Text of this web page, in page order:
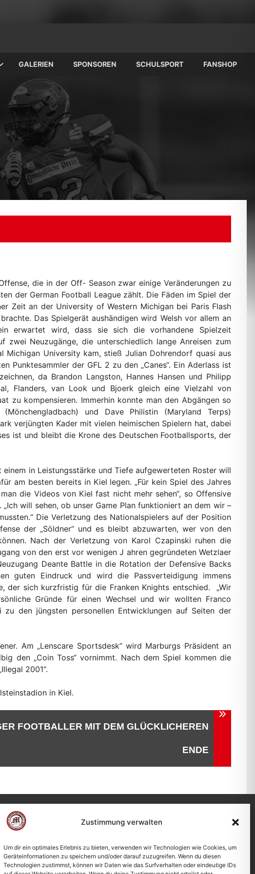
Zustimmung verwalten
Um dir ein optimales Erlebnis zu bieten, verwenden wir Technologien wie Cookies, um
Geräteinformationen zu speichern und/oder darauf zuzugreifen. Wenn du diesen
Technologien zustimmst, können wir Daten wie das Surfverhalten oder eindeutige IDs
GALERIEN SPONSOREN SCHULSPORT FANSHOP
die in der Off- Season zwar einige Veränderungen zu
der German Football League zählt. Die Fäden im Spiel der
Zeit an der University of Western Michigan bei Paris Flash
Das Spielgerät aushändigen wird Welsh vor allem an
erwartet wird, dass sie sich die vorhandene Spielzeit
Neuzugänge, die unterschiedlich lange Anreisen zum
Michigan University kam, stieß Julian Dohrendorf quasi aus
Punktesammler der GFL 2 zu den „Canes“. Ein Aderlass ist
da Brandon Langston, Hannes Hansen und Philipp
Flanders, van Look und Bjoerk gleich eine Vielzahl von
zu kompensieren. Immerhin konnte man den Abgängen so
und Dave Philistin (Maryland Terps)
verjüngten Kader mit vielen heimischen Spielern hat, dabei
ist und bleibt die Krone des Deutschen Footballsports, der
in Leistungsstärke und Tiefe aufgewerteten Roster will
am besten bereits in Kiel legen. „Für kein Spiel des Jahres
die Videos von Kiel fast nicht mehr sehen“, so Offensive
will sehen, ob unser Game Plan funktioniert an dem wir –
Die Verletzung des Nationalspielers auf der Position
der „Söldner“ und es bleibt abzuwarten, wer von den
Nach der Verletzung von Karol Czapinski ruhen die
von den erst vor wenigen J ahren gegründeten Wetzlaer
Deante Battle in die Rotation der Defensive Backs
guten Eindruck und wird die Passverteidigung immens
der sich kurzfristig für die Franken Knights entschied. „Wir
Gründe für einen Wechsel und wir wollten Franco
den jüngsten personellen Entwicklungen auf Seiten der
Am „Lenscare Sportsdesk“ wird Marburgs Präsident an
den „Coin Toss“ vornimmt. Nach dem Spiel kommen die
2001“.
in Kiel.
FOOTBALLER MIT DEM GLÜCKLICHEREN
ENDE
|Datenschutzerklärung|Cookie-Richtlinie (EU)